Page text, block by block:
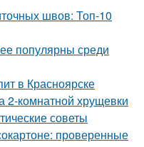
швов: Топ-10
популярны среди
в Красноярске
2-комнатной хрущевки
советы
проверенные